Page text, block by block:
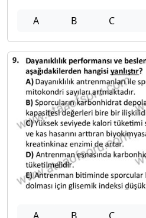
A B C